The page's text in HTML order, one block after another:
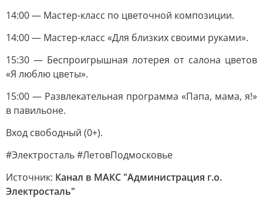
14:00 — Мастер-класс по цветочной композиции.
14:00 — Мастер-класс «Для близких своими руками».
15:30 — Беспроигрышная лотерея от салона цветов
«Я люблю цветы».
15:00 — Развлекательная программа «Папа, мама, я!»
в павильоне.
Вход свободный (0+).
#Электросталь #ЛетовПодмосковье
Источник: Канал в МАКС "Администрация г.о.
Электросталь"